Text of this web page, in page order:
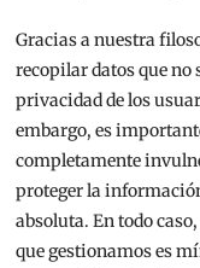
Gracias a nuestra
recopilar datos que no
privacidad de los
embargo, es
completamente
proteger la
absoluta. En todo
que gestionamos es